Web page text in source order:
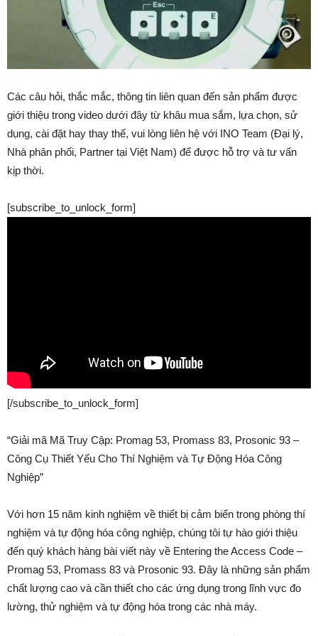
Các câu hỏi, thắc mắc, thông tin liên quan đến sản phẩm được
giới thiệu trong video dưới đây từ khâu mua sắm, lựa chọn, sử
dụng, cài đặt hay thay thế, vui lòng liên hệ với INO Team (Đại lý,
Nhà phân phối, Partner tại Việt Nam) để được hỗ trợ và tư vấn
kịp thời.
[subscribe_to_unlock_form]
[/subscribe_to_unlock_form]
“Giải mã Mã Truy Cập: Promag 53, Promass 83, Prosonic 93 –
Công Cụ Thiết Yếu Cho Thí Nghiệm và Tự Động Hóa Công
Nghiệp”
Với hơn 15 năm kinh nghiệm về thiết bị cảm biến trong phòng thí
nghiệm và tự động hóa công nghiệp, chúng tôi tự hào giới thiệu
đến quý khách hàng bài viết này về Entering the Access Code –
Promag 53, Promass 83 và Prosonic 93. Đây là những sản phẩm
chất lượng cao và cần thiết cho các ứng dụng trong lĩnh vực đo
lường, thử nghiệm và tự động hóa trong các nhà máy.